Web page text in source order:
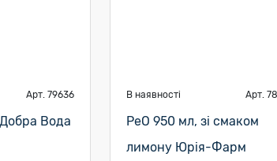
Арт. 79636
Вода
В наявності Арт.
РеО 950 мл, зі смаком
лимону Юрія-Фарм